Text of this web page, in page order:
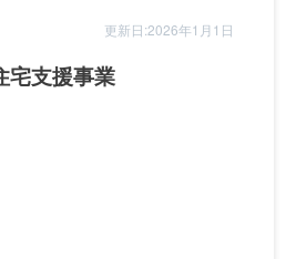
更新日:2026年1月1日
宅支援事業